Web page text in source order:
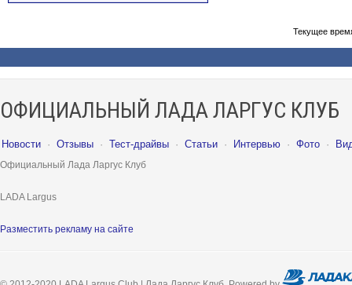
Текущее
ОФИЦИАЛЬНЫЙ ЛАДА ЛАРГУС КЛУБ
Новости · Отзывы · Тест-драйвы · Статьи · Интервью · Фото ·
Официальный Лада Ларгус Клуб
LADA Largus
Разместить рекламу на сайте